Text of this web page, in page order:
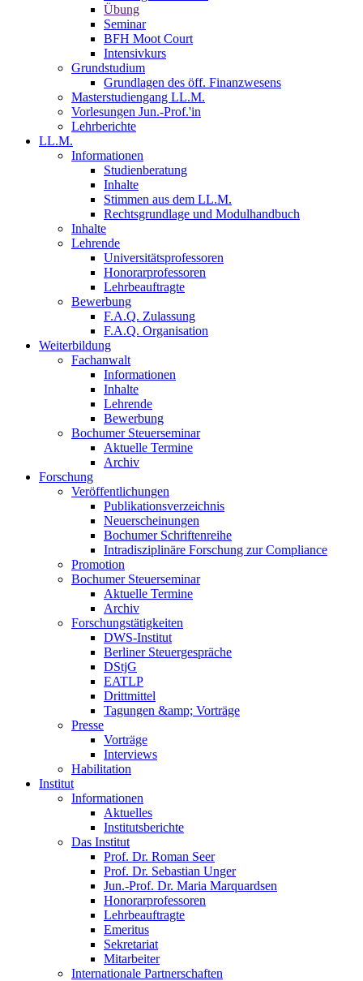
Übung
Seminar
BFH Moot Court
Intensivkurs
Grundstudium
Grundlagen des öff. Finanzwesens
Masterstudiengang LL.M.
Vorlesungen Jun.-Prof.'in
Lehrberichte
LL.M.
Informationen
Studienberatung
Inhalte
Stimmen aus dem LL.M.
Rechtsgrundlage und Modulhandbuch
Inhalte
Lehrende
Universitätsprofessoren
Honorarprofessoren
Lehrbeauftragte
Bewerbung
F.A.Q. Zulassung
F.A.Q. Organisation
Weiterbildung
Fachanwalt
Informationen
Inhalte
Lehrende
Bewerbung
Bochumer Steuerseminar
Aktuelle Termine
Archiv
Forschung
Veröffentlichungen
Publikationsverzeichnis
Neuerscheinungen
Bochumer Schriftenreihe
Intradisziplinäre Forschung zur Compliance
Promotion
Bochumer Steuerseminar
Aktuelle Termine
Archiv
Forschungstätigkeiten
DWS-Institut
Berliner Steuergespräche
DStjG
EATLP
Drittmittel
Tagungen &amp; Vorträge
Presse
Vorträge
Interviews
Habilitation
Institut
Informationen
Aktuelles
Institutsberichte
Das Institut
Prof. Dr. Roman Seer
Prof. Dr. Sebastian Unger
Jun.-Prof. Dr. Maria Marquardsen
Honorarprofessoren
Lehrbeauftragte
Emeritus
Sekretariat
Mitarbeiter
Internationale Partnerschaften